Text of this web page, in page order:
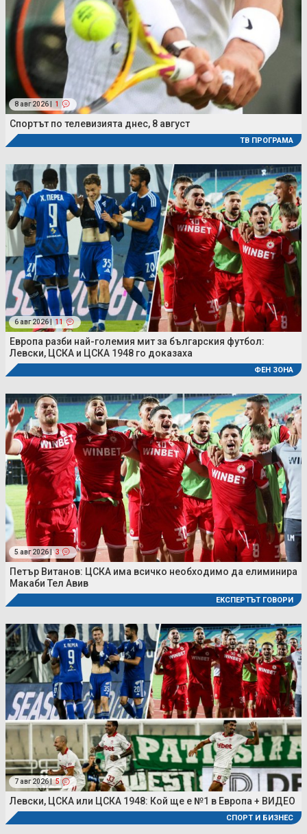
8 авг 2026 | 1
Спортът по телевизията днес, 8 август
ТВ ПРОГРАМА
6 авг 2026 | 11
Европа разби най-големия мит за българския футбол:
Левски, ЦСКА и ЦСКА 1948 го доказаха
ФЕН ЗОНА
5 авг 2026 | 3
Петър Витанов: ЦСКА има всичко необходимо да елиминира
Макаби Тел Авив
ЕКСПЕРТЪТ ГОВОРИ
7 авг 2026 | 5
Левски, ЦСКА или ЦСКА 1948: Кой ще е №1 в Европа + ВИДЕО
СПОРТ И БИЗНЕС